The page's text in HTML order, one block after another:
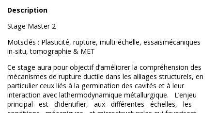
Description
Stage Master 2
Motsclés : Plasticité, rupture, multi-échelle, essaismécaniques
in-situ, tomographie & MET
Ce stage aura pour objectif d’améliorer la compréhension des
mécanismes de rupture ductile dans les alliages structurels, en
particulier ceux liés à la germination des cavités et à leur
interaction avec lathermodynamique métallurgique. L’enjeu
principal est d’identifier, aux différentes échelles, les